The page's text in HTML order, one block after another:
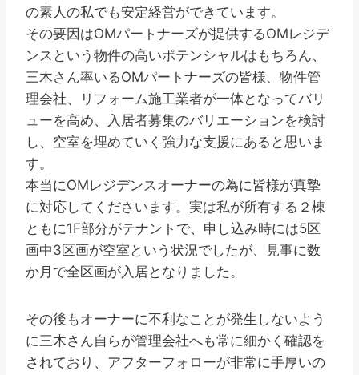
の素人の私でも安定経営ができています。
その要因はOMパートナーズが提供するOMレジデ
ンスという物件の高いポテンシャルはもちろん、
三木さん率いるOMパートナーズの皆様、物件管
理会社、リフォーム施工業者が一体となってバリ
ューを高め、入居者募集のバリエーションを検討
し、空室を埋めていく強力な支援にあると思いま
す。
本当にOMレジデンスオーナーの為に皆様が真摯
に対応してくださいます。実は私が所有する２棟
ともに1F部分がテナントで、申し込み時には5区
画中3区画が空室という状況でしたが、見事に数
か月で全区画が入居となりました。
その後もオーナーに不利なことが発生しないよう
に三木さん自らが管理会社へも常に細かく確認を
されており、アフターフォローが非常に手厚いの